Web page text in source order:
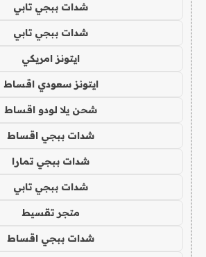
شدات ببجي تابي
شدات ببجي تابي
ايتونز امريكي
ايتونز سعودي اقساط
شحن يلا لودو اقساط
شدات ببجي اقساط
شدات ببجي تمارا
شدات ببجي تابي
متجر تقسيط
شدات ببجي اقساط